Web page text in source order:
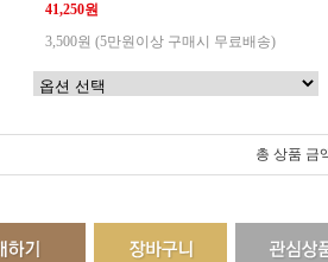
41,250원
3,500원 (5만원이상 구매시 무료배송)
총 상품 금